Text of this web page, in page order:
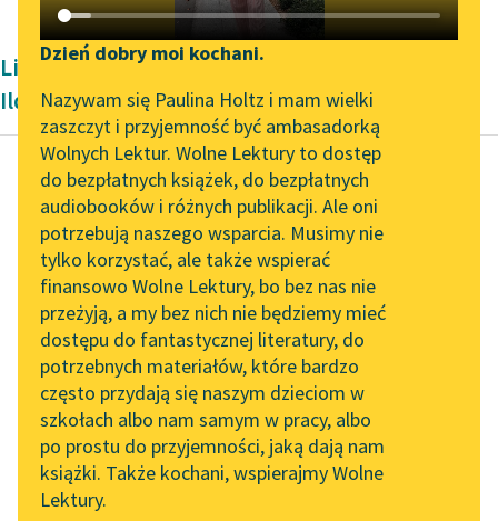
Katalog DAISY
Podkasty o książkach
Zgłoś brak utworu
Aktualności
Zapraszamy na spotkanie
online z tłumaczkami
literatury skandynawskiej
Spotkanie z Katarzyną
Tunkiel w Oslo
Wolne Lektury na 32.
Pol’and’Rock Festivalu
„Kochanek Lady
Chatterley” do słuchania
na Wolnych Lekturach
Nowy audiobook –
„Marzenie o Oriencie”
Narzędzia
Mapa Wolnych Lektur
Leśmianator
Przewodnik dla piszących i
czytających
API
OAI-PMH
Widget Wolnych Lektur
Przypisy
Dzień dobry moi kochani.
Nazywam się Paulina Holtz i mam wielki
zaszczyt i przyjemność być ambasadorką
Wolnych Lektur. Wolne Lektury to dostęp
do bezpłatnych książek, do bezpłatnych
audiobooków i różnych publikacji. Ale oni
potrzebują naszego wsparcia. Musimy nie
tylko korzystać, ale także wspierać
finansowo Wolne Lektury, bo bez nas nie
przeżyją, a my bez nich nie będziemy mieć
dostępu do fantastycznej literatury, do
potrzebnych materiałów, które bardzo
często przydają się naszym dzieciom w
szkołach albo nam samym w pracy, albo
po prostu do przyjemności, jaką dają nam
książki. Także kochani, wspierajmy Wolne
Lektury.
Liryka okresu współczesności Konstantego
Ildefonsa Gałczyńskiego
Konstanty Ildefons
Gałczyński
O naszym
gospodarstwie
O, zielony Konstanty, o,
srebrna Natalio!
Cała wasza wieczerza
dzbanuszek z konwalią;
wokół dzbanuszka